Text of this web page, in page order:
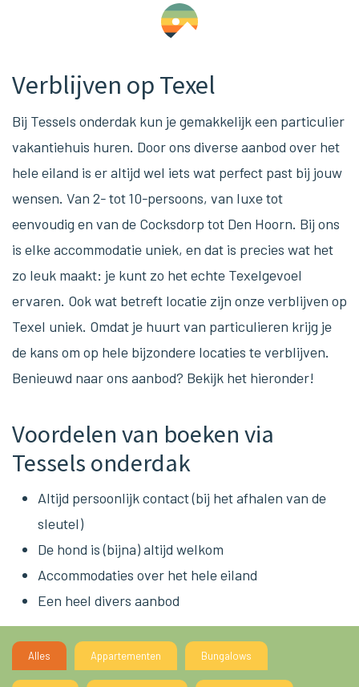
Verblijven op Texel
Bij Tessels onderdak kun je gemakkelijk een particulier
vakantiehuis huren. Door ons diverse aanbod over het
hele eiland is er altijd wel iets wat perfect past bij jouw
wensen. Van 2- tot 10-persoons, van luxe tot
eenvoudig en van de Cocksdorp tot Den Hoorn. Bij ons
is elke accommodatie uniek, en dat is precies wat het
zo leuk maakt: je kunt zo het echte Texelgevoel
ervaren. Ook wat betreft locatie zijn onze verblijven op
Texel uniek. Omdat je huurt van particulieren krijg je
de kans om op hele bijzondere locaties te verblijven.
Benieuwd naar ons aanbod? Bekijk het hieronder!
Voordelen van boeken via
Tessels onderdak
Altijd persoonlijk contact (bij het afhalen van de
sleutel)
De hond is (bijna) altijd welkom
Accommodaties over het hele eiland
Een heel divers aanbod
Alles Appartementen Bungalows